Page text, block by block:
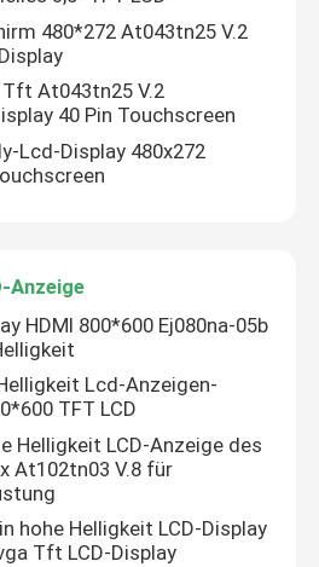
480*272 At043tn25 V.2
Tft At043tn25 V.2
40 Pin Touchscreen
Lcd-Display 480x272
Anzeige
HDMI 800*600 Ej080na-05b
Lcd-Anzeigen-
TFT LCD
Helligkeit LCD-Anzeige des
At102tn03 V.8 für
hohe Helligkeit LCD-Display
Tft LCD-Display